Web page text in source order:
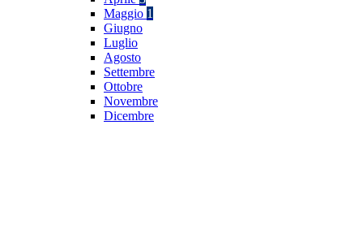
Maggio 1
Giugno
Luglio
Agosto
Settembre
Ottobre
Novembre
Dicembre